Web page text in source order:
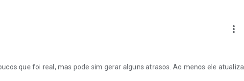
more_vert
que foi real, mas pode sim gerar alguns atrasos. Ao menos ele atualiza